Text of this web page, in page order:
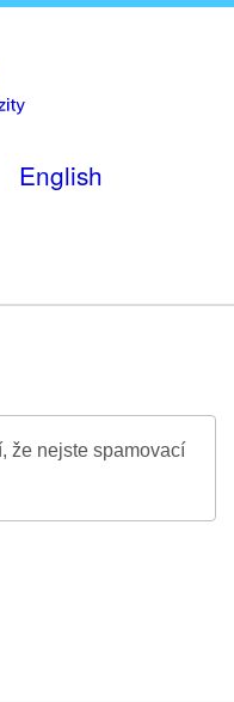
English
že nejste spamovací